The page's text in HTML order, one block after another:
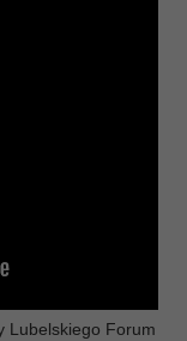
Lubelskiego Forum